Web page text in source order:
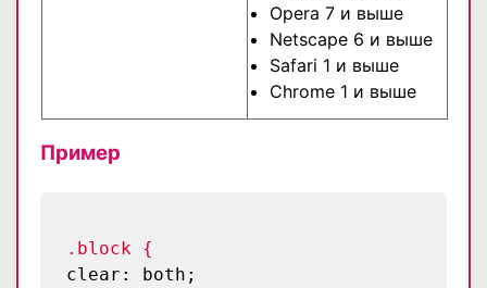
Opera 7 и выше
Netscape 6 и выше
Safari 1 и выше
Chrome 1 и выше
Пример
.block {
clear: both;